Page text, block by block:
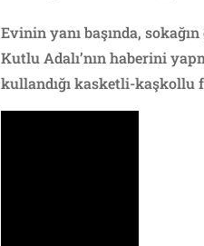
Evinin yanı başında,
Kutlu Adalı’nın haberini
kullandığı kasketli-kaşkollu